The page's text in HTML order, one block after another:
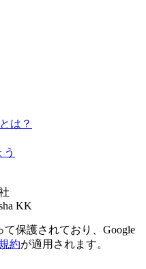
は？
KK
保護されており、Google
約が適用されます。